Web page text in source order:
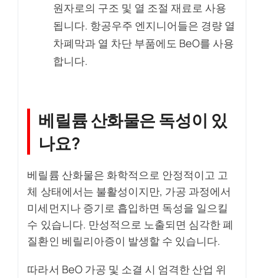
원자로의 구조 및 열 조절 재료로 사용
됩니다. 항공우주 엔지니어들은 경량 열
차폐막과 열 차단 부품에도 BeO를 사용
합니다.
베릴륨 산화물은 독성이 있
나요?
베릴륨 산화물은 화학적으로 안정적이고 고
체 상태에서는 불활성이지만, 가공 과정에서
미세먼지나 증기로 흡입하면 독성을 일으킬
수 있습니다. 만성적으로 노출되면 심각한 폐
질환인 베릴리아증이 발생할 수 있습니다.
따라서 BeO 가공 및 소결 시 엄격한 산업 위